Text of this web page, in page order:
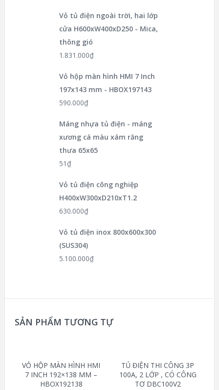
Vỏ tủ điện ngoài trời, hai lớp
cửa H600xW400xD250 - Mica,
thông gió
1.831.000₫
Vỏ hộp màn hình HMI 7 Inch
197x143 mm - HBOX197143
590.000₫
Máng nhựa tủ điện - máng
xương cá màu xám răng
thưa 65x65
51₫
Vỏ tủ điện công nghiệp
H400xW300xD210xT1.2
630.000₫
Vỏ tủ điện inox 800x600x300
(SUS304)
5.100.000₫
SẢN PHẨM TƯƠNG TỰ
VỎ HỘP MÀN HÌNH HMI
7 INCH 192×138 MM –
HBOX192138
TỦ ĐIỆN THI CÔNG 3P
100A, 2 LỚP , CÓ CÔNG
TƠ DBC100V2